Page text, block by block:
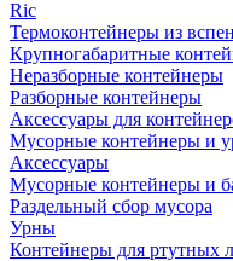
Ric
Термоконтейнеры из
Крупногабаритные
Неразборные контейнеры
Разборные контейнеры
Аксессуары для
Мусорные контейнеры и
Аксессуары
Мусорные контейнеры и
Раздельный сбор мусора
Урны
Контейнеры для ртутных